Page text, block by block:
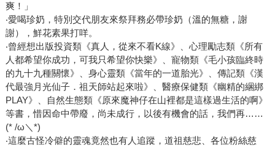
爽！」
‧愛喝珍奶，特別交代朋友來祭拜務必帶珍奶（溫的無糖，謝
謝），鮮花素果打咩。
‧曾經想出版投資類《真人，從來不看K線》、心理勵志類《所有
人都希望你成功，可我只希望你快樂》、寵物類《毛小孩臨終時
的九十九種關懷》、身心靈類《當年的一道胎光》、傳記類《漢
代最強月光仙子．祖天師站起來啦》、醫療保健類《幽精的綑綁
PLAY》、自然生態類《原來魔神仔在山裡都是這樣過生活的啊》
等書，惜因命中帶廢，尚未成行，以後有機會的話，我們再……
(* /ω＼*)
‧這麼古怪冷僻的靈魂竟然也有人追蹤，道祖慈悲、各位粉絲慈